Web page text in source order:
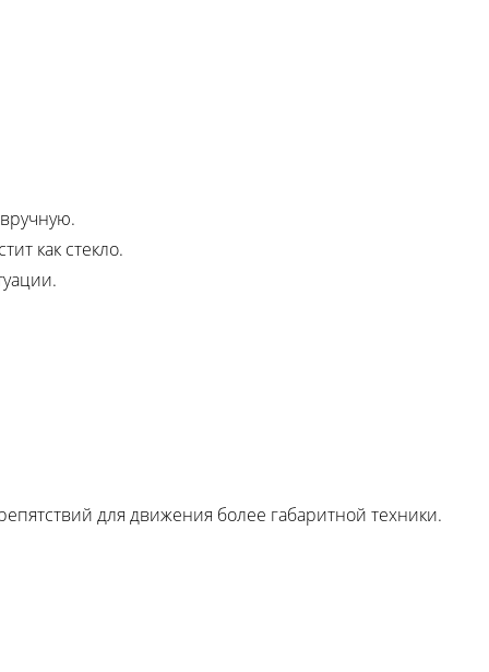
как стекло.
для движения более габаритной техники.